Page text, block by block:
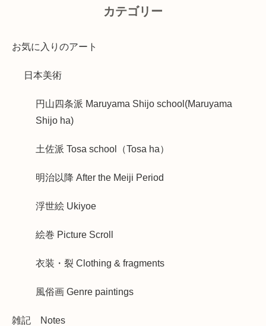
カテゴリー
お気に入りのアート
日本美術
円山四条派 Maruyama Shijo school(Maruyama
Shijo ha)
土佐派 Tosa school（Tosa ha）
明治以降 After the Meiji Period
浮世絵 Ukiyoe
絵巻 Picture Scroll
衣装・裂 Clothing & fragments
風俗画 Genre paintings
雑記 Notes